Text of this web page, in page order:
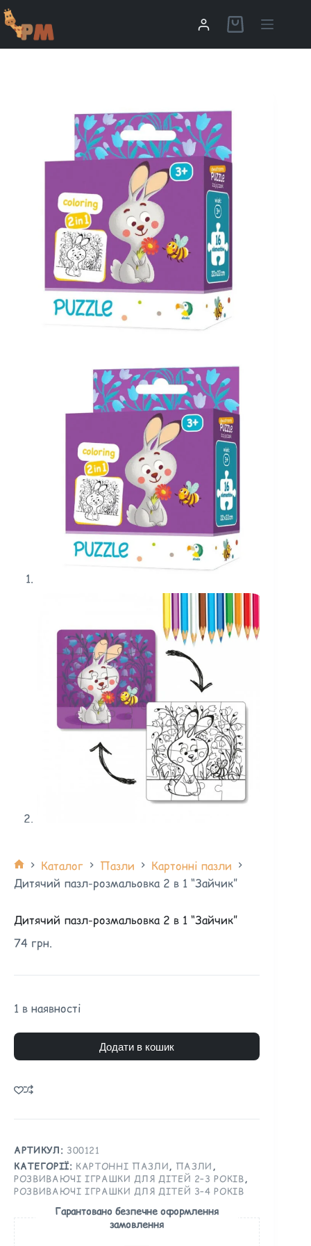
Каталог Пазли
Картонні пазли
Дитячий пазл-розмальовка 2 в 1 “Зайчик”
Дитячий пазл-розмальовка 2 в 1 “Зайчик”
74 грн.
1 в наявності
Додати в кошик
АРТИКУЛ: 300121
КАТЕГОРІЇ: КАРТОННІ ПАЗЛИ, ПАЗЛИ ,
РОЗВИВАЮЧІ ІГРАШКИ ДЛЯ ДІТЕЙ 2–3 РОКІВ,
РОЗВИВАЮЧІ ІГРАШКИ ДЛЯ ДІТЕЙ 3–4 РОКІВ
Гарантовано безпечне оформлення
замовлення